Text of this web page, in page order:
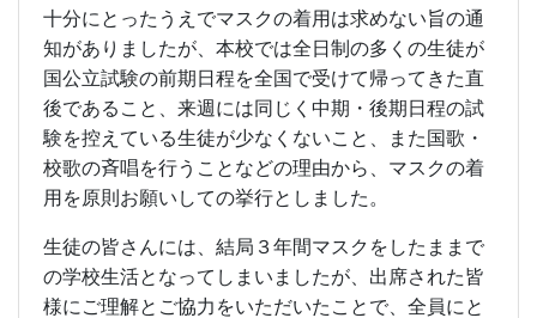
十分にとったうえでマスクの着用は求めない旨の通
知がありましたが、本校では全日制の多くの生徒が
国公立試験の前期日程を全国で受けて帰ってきた直
後であること、来週には同じく中期・後期日程の試
験を控えている生徒が少なくないこと、また国歌・
校歌の斉唱を行うことなどの理由から、マスクの着
用を原則お願いしての挙行としました。
生徒の皆さんには、結局３年間マスクをしたままで
の学校生活となってしまいましたが、出席された皆
様にご理解とご協力をいただいたことで、全員にと